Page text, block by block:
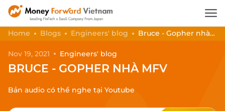
Home Blogs Engineers' blog
Bruce - Gopher nhà
Nov 19, 2021
Engineers' blog
BRUCE - GOPHER NHÀ MFV
Bản audio có thể nghe tại Youtube